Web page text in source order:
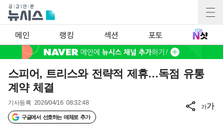
메인 랭킹 섹션 포토
스피어, 트리스와 전략적 제휴…독점 유통
계약 체결
기사등록 2026/04/16 08:32:48
구글에서 선호하는 매체로 추가
가가